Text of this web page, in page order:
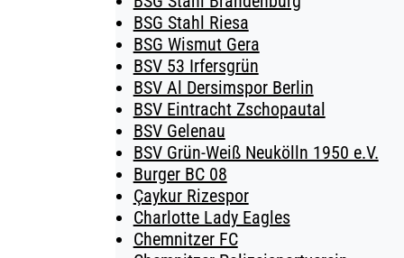
BSG Stahl Riesa
BSG Wismut Gera
BSV 53 Irfersgrün
BSV Al Dersimspor Berlin
BSV Eintracht Zschopautal
BSV Gelenau
BSV Grün-Weiß Neukölln 1950 e.V.
Burger BC 08
Çaykur Rizespor
Charlotte Lady Eagles
Chemnitzer FC